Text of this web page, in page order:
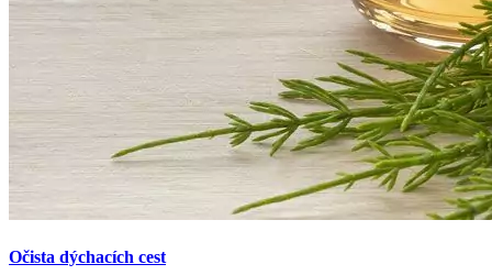
Očista dýchacích cest